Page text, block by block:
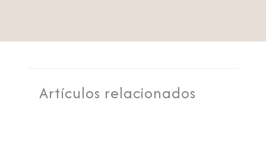
Artículos relacionados